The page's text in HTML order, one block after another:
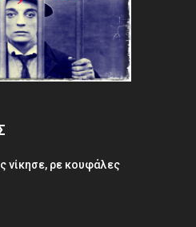
νίκησε, ρε κουφάλες